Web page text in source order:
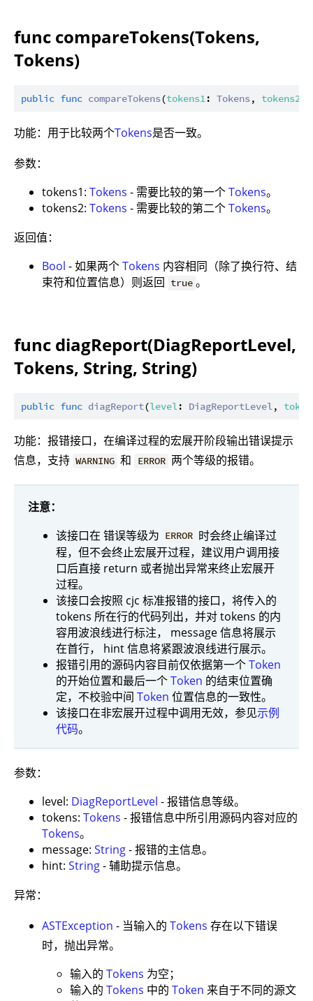
func compareTokens(Tokens,
Tokens)
public func compareTokens(tokens1: Tokens, tokens2
功能：用于比较两个Tokens是否一致。
参数：
tokens1: Tokens - 需要比较的第一个Tokens。
tokens2: Tokens - 需要比较的第二个Tokens。
返回值：
Bool - 如果两个Tokens 内容相同（除了换行符、结
束符和位置信息）则返回 true 。
func diagReport(DiagReportLevel,
Tokens, String, String)
public func diagReport(level: DiagReportLevel,
功能：报错接口，在编译过程的宏展开阶段输出错误提示
信息，支持 WARNING 和 ERROR 两个等级的报错。
注意：
该接口在 错误等级为 ERROR 时会终止编译过
程，但不会终止宏展开过程，建议用户调用接
口后直接 return 或者抛出异常来终止宏展开
过程。
该接口会按照 cjc 标准报错的接口，将传入的
tokens 所在行的代码列出，并对 tokens 的内
容用波浪线进行标注， message 信息将展示
在首行， hint 信息将紧跟波浪线进行展示。
报错引用的源码内容目前仅依据第一个Token
的开始位置和最后一个Token 的结束位置确
定，不校验中间 Token 位置信息的一致性。
该接口在非宏展开过程中调用无效，参见示例
代码。
参数：
level: DiagReportLevel - 报错信息等级。
tokens: Tokens - 报错信息中所引用源码内容对应的
Tokens。
message: String- 报错的主信息。
hint: String- 辅助提示信息。
异常：
ASTException - 当输入的 Tokens 存在以下错误
时，抛出异常。
输入的 Tokens 为空；
输入的 Tokens 中的 Token 来自于不同的源文